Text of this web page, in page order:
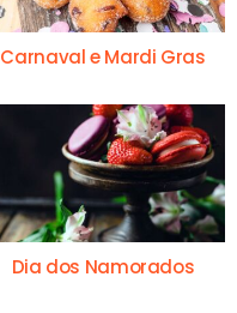
Carnaval e Mardi Gras
Dia dos Namorados